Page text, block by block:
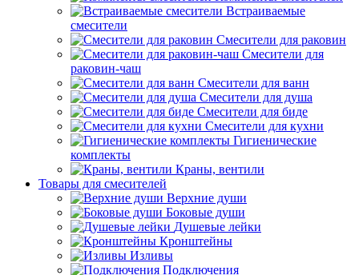
Встраиваемые
смесители
Смесители для раковин
Смесители для
раковин-чаш
Смесители для ванн
Смесители для душа
Смесители для биде
Смесители для кухни
Гигиенические
комплекты
Краны, вентили
Товары для смесителей
Верхние души
Боковые души
Душевые лейки
Кронштейны
Изливы
Подключения